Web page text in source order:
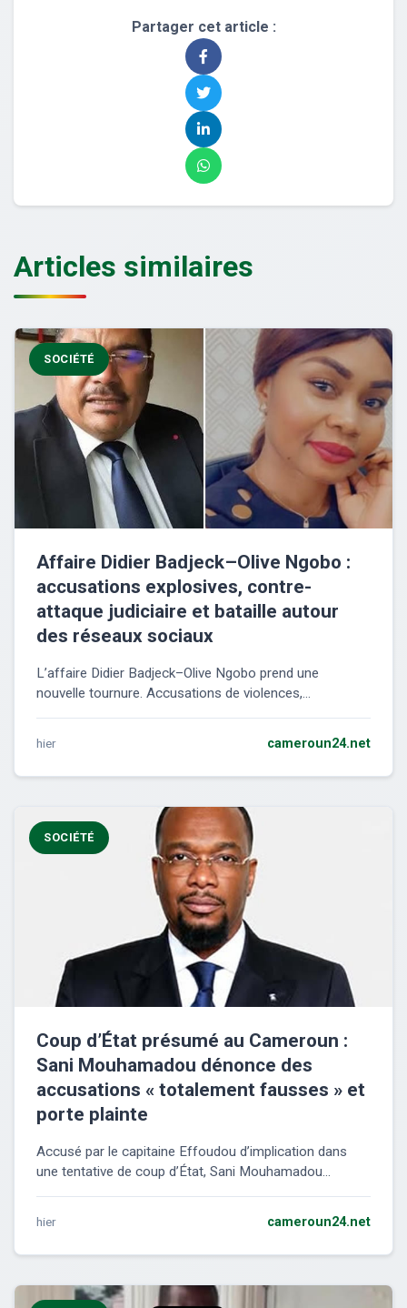
Partager cet article :
Articles similaires
SOCIÉTÉ
Affaire Didier Badjeck–Olive Ngobo :
accusations explosives, contre-
attaque judiciaire et bataille autour
des réseaux sociaux
L’affaire Didier Badjeck–Olive Ngobo prend une
nouvelle tournure. Accusations de violences,...
hier cameroun24.net
SOCIÉTÉ
Coup d’État présumé au Cameroun :
Sani Mouhamadou dénonce des
accusations « totalement fausses » et
porte plainte
Accusé par le capitaine Effoudou d’implication dans
une tentative de coup d’État, Sani Mouhamadou...
hier cameroun24.net